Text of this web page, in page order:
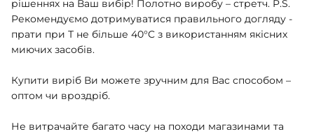
рішеннях на Ваш вибір! Полотно виробу – стретч. P.S.
Рекомендуємо дотримуватися правильного догляду -
прати при Т не більше 40°C з використанням якісних
миючих засобів.
Купити виріб Ви можете зручним для Вас способом –
оптом чи вроздріб.
Не витрачайте багато часу на походи магазинами та
ПОВЗУНКИ